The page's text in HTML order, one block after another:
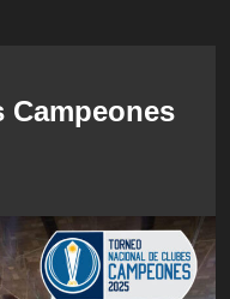
Campeones